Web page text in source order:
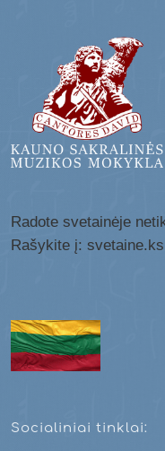
Radote svetainėje
Rašykite į:
Socialiniai tinklai: